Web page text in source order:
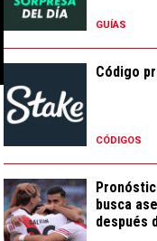
GUÍAS
Código
CÓDIGOS
busca
después